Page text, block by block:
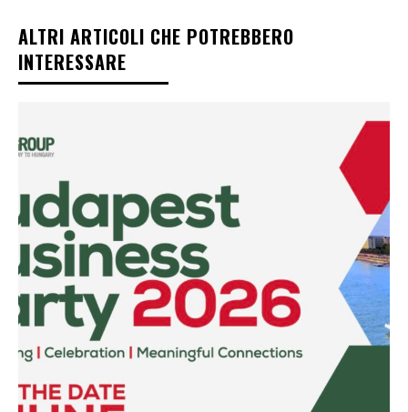
ALTRI ARTICOLI CHE POTREBBERO
INTERESSARE